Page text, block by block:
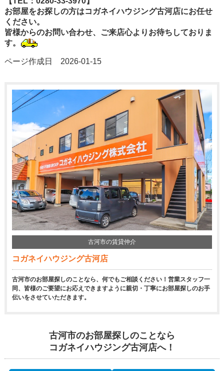
お部屋をお探しの方はコガネイハウジング古河店にお任せ
ください。
皆様からのお問い合わせ、ご来店心よりお待ちしておりま
す。
ページ作成日 2026-01-15
古河市の賃貸仲介
コガネイハウジング古河店
古河市のお部屋探しのことなら、何でもご相談ください！営業スタッフ一
同、皆様のご要望にお応えできますように親切・丁寧にお部屋探しのお手
伝いをさせていただきます。
古河市のお部屋探しのことなら
コガネイハウジング古河店へ！